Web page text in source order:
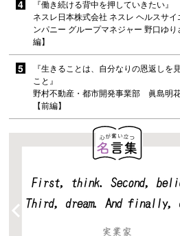
『働き続ける背中を押していきたい』
ネスレ日本株式会社 ネスレ ヘルスサイ
ンパニー グループマネジャー 野口ゆり
編】
『生きることは、自分なりの恩返しを
こと』
野村不動産・都市開発事業部 眞島明
【前編】